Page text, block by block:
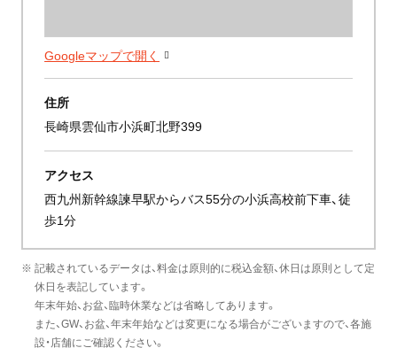
Googleマップで開く
住所
長崎県雲仙市小浜町北野399
アクセス
西九州新幹線諫早駅からバス55分の小浜高校前下車、徒
歩1分
※ 記載されているデータは、料金は原則的に税込金額、休日は原則として定
休日を表記しています。
年末年始、お盆、臨時休業などは省略してあります。
また、GW、お盆、年末年始などは変更になる場合がございますので、各施
設・店舗にご確認ください。